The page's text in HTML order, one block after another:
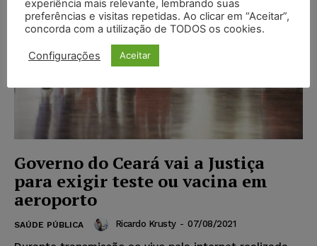
Governo do Ceará vai a Justiça
para exigir teste ou vacina em
aeroporto
SAÚDE PÚBLICA Ricardo Krusty - 07/08/2021
experiência mais relevante, lembrando suas
preferências e visitas repetidas. Ao clicar em “Aceitar”,
concorda com a utilização de TODOS os cookies.
Configurações Aceitar